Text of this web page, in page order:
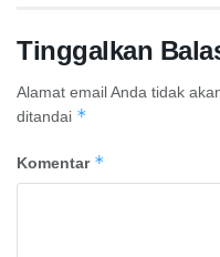
Tinggalkan
Alamat email Anda tidak
ditandai *
Komentar *